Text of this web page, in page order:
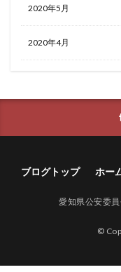
2020年5月
2020年4月
ブログトップ ホー
愛知県公安委
©